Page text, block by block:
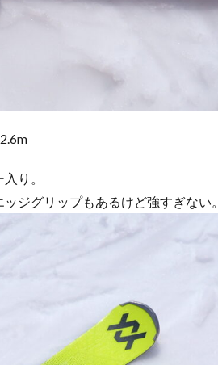
り。
ジグリップもあるけど強すぎない。